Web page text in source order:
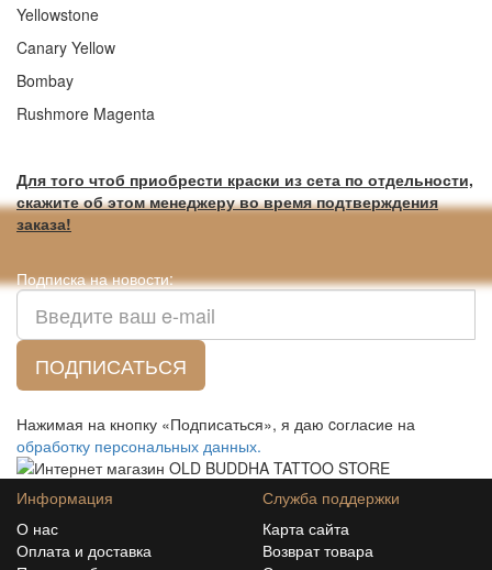
Yellowstone
Canary Yellow
Bombay
Rushmore Magenta
Для того чтоб приобрести краски из сета по отдельности,
скажите об этом менеджеру во время подтверждения
заказа!
Подписка на новости:
ПОДПИСАТЬСЯ
Нажимая на кнопку «Подписаться», я даю cогласие на
обработку персональных данных.
Информация
О нас
Оплата и доставка
Служба поддержки
Карта сайта
Возврат товара